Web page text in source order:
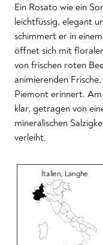
Ein Rosato wie ein
leichtfüssig, elegant
schimmert er in
öffnet sich mit
von frischen roten
animierenden
Piemont erinnert.
klar, getragen von
mineralischen
verleiht.
Italien, Langhe